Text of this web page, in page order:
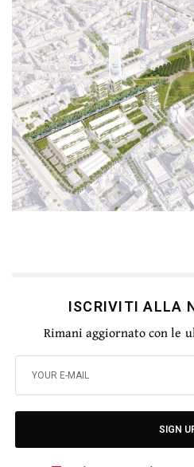
ISCRIVITI ALLA
Rimani aggiornato con le
SIGN